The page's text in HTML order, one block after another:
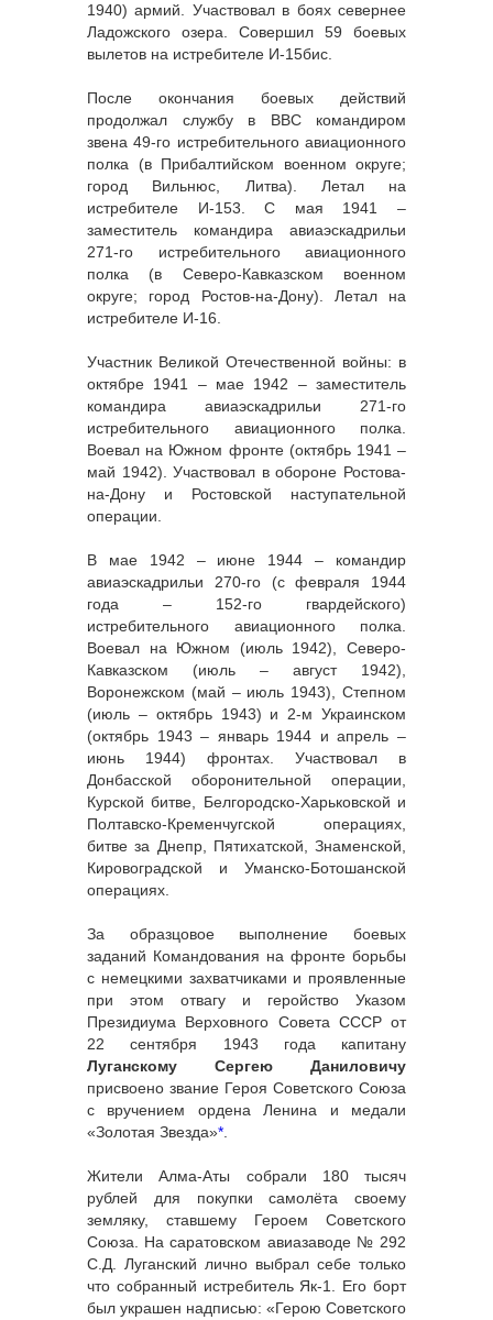
1940) армий. Участвовал в боях севернее
Ладожского озера. Совершил 59 боевых
вылетов на истребителе И-15бис.
После окончания боевых действий
продолжал службу в ВВС командиром
звена 49-го истребительного авиационного
полка (в Прибалтийском военном округе;
город Вильнюс, Литва). Летал на
истребителе И-153. С мая 1941 –
заместитель командира авиаэскадрильи
271-го истребительного авиационного
полка (в Северо-Кавказском военном
округе; город Ростов-на-Дону). Летал на
истребителе И-16.
Участник Великой Отечественной войны: в
октябре 1941 – мае 1942 – заместитель
командира авиаэскадрильи 271-го
истребительного авиационного полка.
Воевал на Южном фронте (октябрь 1941 –
май 1942). Участвовал в обороне Ростова-
на-Дону и Ростовской наступательной
операции.
В мае 1942 – июне 1944 – командир
авиаэскадрильи 270-го (с февраля 1944
года – 152-го гвардейского)
истребительного авиационного полка.
Воевал на Южном (июль 1942), Северо-
Кавказском (июль – август 1942),
Воронежском (май – июль 1943), Степном
(июль – октябрь 1943) и 2-м Украинском
(октябрь 1943 – январь 1944 и апрель –
июнь 1944) фронтах. Участвовал в
Донбасской оборонительной операции,
Курской битве, Белгородско-Харьковской и
Полтавско-Кременчугской операциях,
битве за Днепр, Пятихатской, Знаменской,
Кировоградской и Уманско-Ботошанской
операциях.
За образцовое выполнение боевых
заданий Командования на фронте борьбы
с немецкими захватчиками и проявленные
при этом отвагу и геройство Указом
Президиума Верховного Совета СССР от
22 сентября 1943 года капитану
Луганскому Сергею Даниловичу
присвоено звание Героя Советского Союза
с вручением ордена Ленина и медали
«Золотая Звезда»*.
Жители Алма-Аты собрали 180 тысяч
рублей для покупки самолёта своему
земляку, ставшему Героем Советского
Союза. На саратовском авиазаводе № 292
С.Д. Луганский лично выбрал себе только
что собранный истребитель Як-1. Его борт
был украшен надписью: «Герою Советского